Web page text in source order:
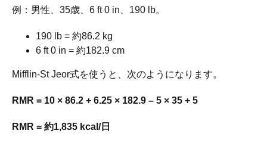
例：男性、35歳、6 ft 0 in、190 lb。
190 lb = 約86.2 kg
6 ft 0 in = 約182.9 cm
Mifflin-St Jeor式を使うと、次のようになります。
RMR = 10 × 86.2 + 6.25 × 182.9 – 5 × 35 + 5
RMR = 約1,835 kcal/日